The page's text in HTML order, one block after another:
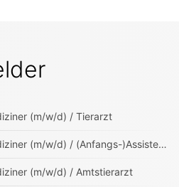
(m/w/d) / Tierarzt
(m/w/d) / (Anfangs-)Assistenten
(m/w/d) / Amtstierarzt